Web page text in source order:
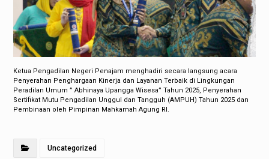
Ketua Pengadilan Negeri Penajam menghadiri secara langsung acara
Penyerahan Penghargaan Kinerja dan Layanan Terbaik di Lingkungan
Peradilan Umum ” Abhinaya Upangga Wisesa” Tahun 2025, Penyerahan
Sertifikat Mutu Pengadilan Unggul dan Tangguh (AMPUH) Tahun 2025 dan
Pembinaan oleh Pimpinan Mahkamah Agung RI.
Uncategorized